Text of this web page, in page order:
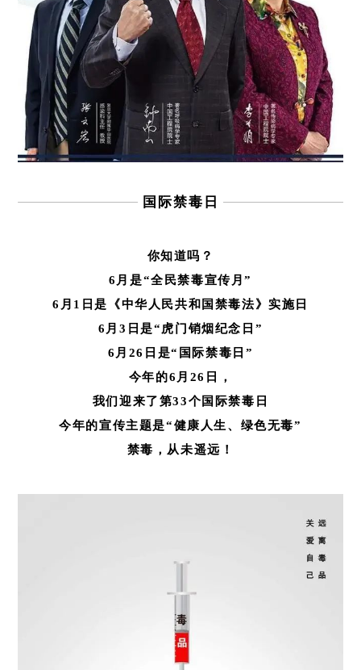
国际禁毒日
你知道吗？
6月是“全民禁毒宣传月”
6月1日是《中华人民共和国禁毒法》实施日
6月3日是“虎门销烟纪念日”
6月26日是“国际禁毒日”
今年的6月26日，
我们迎来了第33个国际禁毒日
今年的宣传主题是“健康人生、绿色无毒”
禁毒，从未遥远！